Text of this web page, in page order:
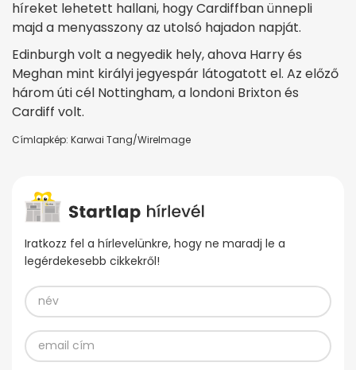
híreket lehetett hallani, hogy Cardiffban ünnepli
majd a menyasszony az utolsó hajadon napját.
Edinburgh volt a negyedik hely, ahova Harry és
Meghan mint királyi jegyespár látogatott el. Az előző
három úti cél Nottingham, a londoni Brixton és
Cardiff volt.
Címlapkép: Karwai Tang/WireImage
Iratkozz fel a hírlevelünkre, hogy ne maradj le a
legérdekesebb cikkekről!